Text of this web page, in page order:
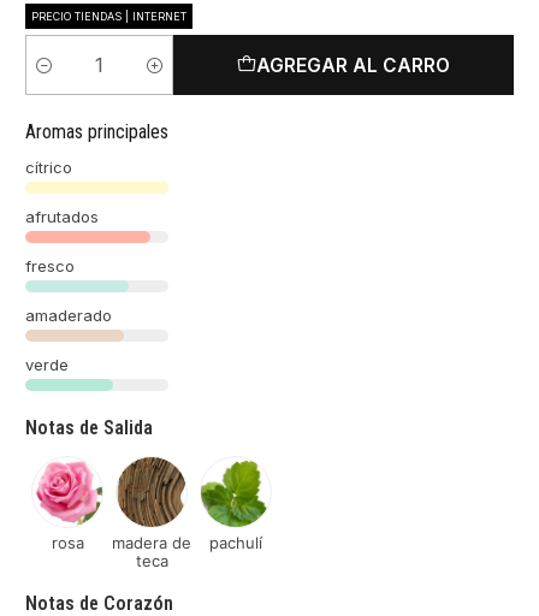
PRECIO TIENDAS | INTERNET
Cantidad
AGREGAR AL CARRO
Aromas principales
cítrico
afrutados
fresco
amaderado
verde
Notas de Salida
rosa
madera de
teca
pachulí
Notas de Corazón